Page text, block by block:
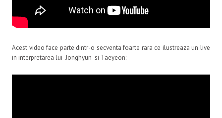
Acest video face parte dintr-o secventa foarte rara ce ilustreaza un live
in interpretarea lui Jonghyun si Taeyeon: